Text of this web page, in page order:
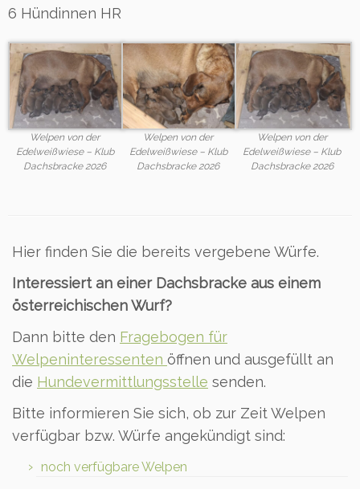
6 Hündinnen HR
Welpen von der
Edelweißwiese – Klub
Dachsbracke 2026
Welpen von der
Edelweißwiese – Klub
Dachsbracke 2026
Welpen von der
Edelweißwiese – Klub
Dachsbracke 2026
Hier finden Sie die bereits vergebene Würfe.
Interessiert an einer Dachsbracke aus einem
österreichischen Wurf?
Dann bitte den Fragebogen für
Welpeninteressenten öffnen und ausgefüllt an
die Hundevermittlungsstelle senden.
Bitte informieren Sie sich, ob zur Zeit Welpen
verfügbar bzw. Würfe angekündigt sind:
noch verfügbare Welpen